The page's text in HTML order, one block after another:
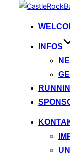
springen
INFOS